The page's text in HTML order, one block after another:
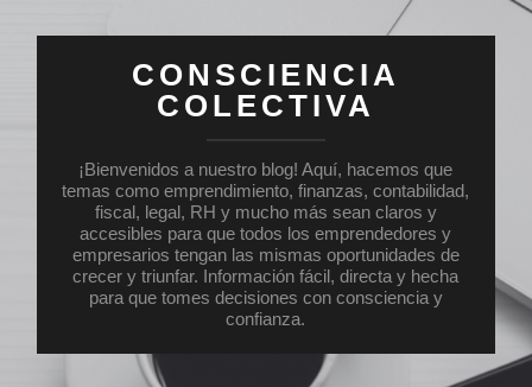
CONSCIENCIA
COLECTIVA
¡Bienvenidos a nuestro blog! Aquí, hacemos que
temas como emprendimiento, finanzas, contabilidad,
fiscal, legal, RH y mucho más sean claros y
accesibles para que todos los emprendedores y
empresarios tengan las mismas oportunidades de
crecer y triunfar. Información fácil, directa y hecha
para que tomes decisiones con consciencia y
confianza.